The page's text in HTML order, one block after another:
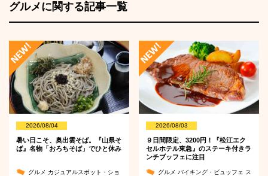
グルメに関する記事一覧
2026/08/04
暑い日こそ、奥出雲そば。『山県そ
ば』名物「おろちそば」でひと休み
グルメ カジュアルスポット・ショ
2026/08/03
９日間限定、3200円！『松江エク
セルホテル東急』のステーキ付きラ
ンチブッフェに注目
グルメ バイキング・ビュッフェ ス